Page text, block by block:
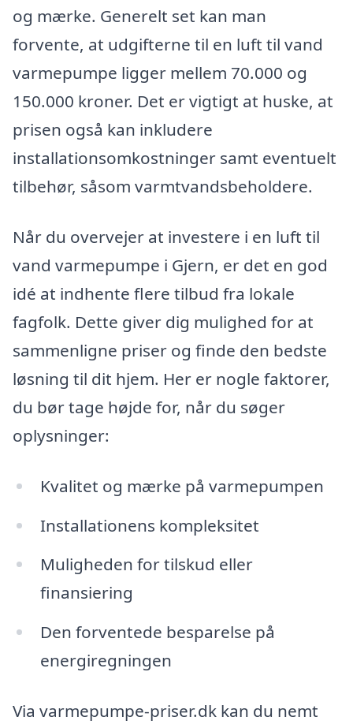
og mærke. Generelt set kan man
forvente, at udgifterne til en luft til vand
varmepumpe ligger mellem 70.000 og
150.000 kroner. Det er vigtigt at huske, at
prisen også kan inkludere
installationsomkostninger samt eventuelt
tilbehør, såsom varmtvandsbeholdere.
Når du overvejer at investere i en luft til
vand varmepumpe i Gjern, er det en god
idé at indhente flere tilbud fra lokale
fagfolk. Dette giver dig mulighed for at
sammenligne priser og finde den bedste
løsning til dit hjem. Her er nogle faktorer,
du bør tage højde for, når du søger
oplysninger:
Kvalitet og mærke på varmepumpen
Installationens kompleksitet
Muligheden for tilskud eller
finansiering
Den forventede besparelse på
energiregningen
Via varmepumpe-priser.dk kan du nemt